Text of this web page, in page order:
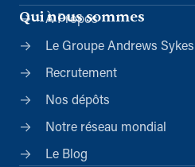
Qui nous sommes
À Propos
Le Groupe Andrews Sykes
Recrutement
Nos dépôts
Notre réseau mondial
Le Blog